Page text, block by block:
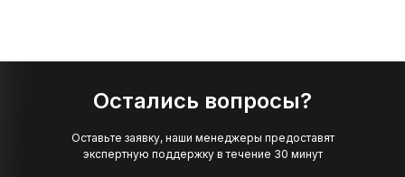
Остались вопросы?
Оставьте заявку, наши менеджеры предоставят
экспертную поддержку в течение 30 минут